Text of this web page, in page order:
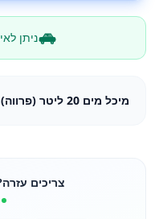
ניתן
מיכל מים 20 ליטר (פרווה), ההשכרה ליום אירוע
צריכים